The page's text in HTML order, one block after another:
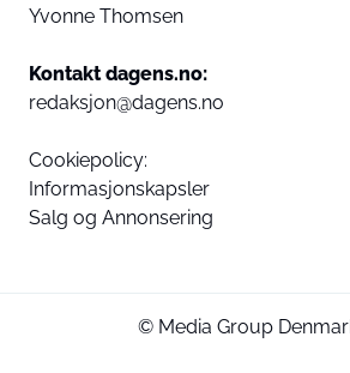
Yvonne Thomsen
Kontakt dagens.no:
redaksjon@dagens.no
Cookiepolicy:
Informasjonskapsler
Salg og Annonsering
© Media Group